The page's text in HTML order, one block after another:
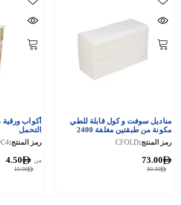
مناديل سوفت و كول قابلة للطي
مكونة من طبقتين مغلفة 2400
قطعة
رمز المنتج:CFOLD
80.00
73.00
أكواب
التحمل
رمز المنتج:
10.00
من 4.50